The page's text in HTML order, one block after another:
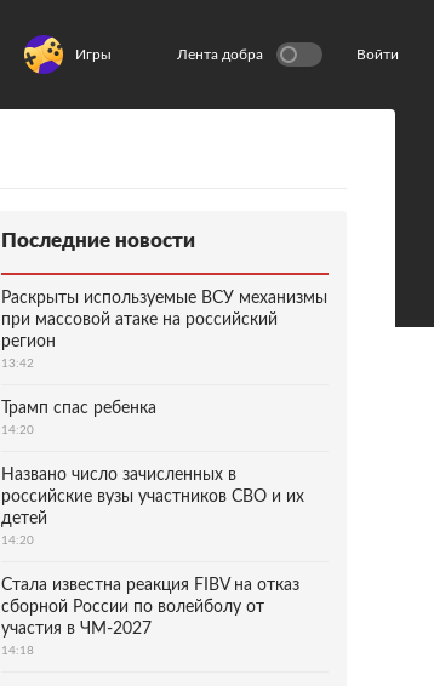
Игры Лента добра Войти
Последние новости
Раскрыты используемые ВСУ механизмы
при массовой атаке на российский
регион
13:42
Трамп спас ребенка
14:20
Названо число зачисленных в
российские вузы участников СВО и их
детей
14:20
Стала известна реакция FIBV на отказ
сборной России по волейболу от
участия в ЧМ-2027
14:18